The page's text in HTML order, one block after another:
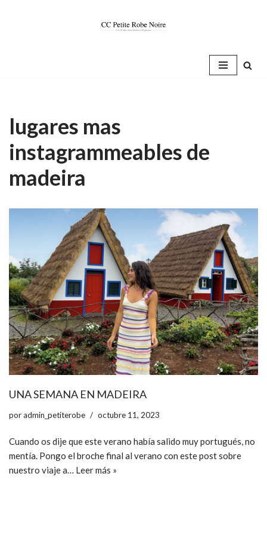
lugares mas
instagrammeables de
madeira
UNA SEMANA EN MADEIRA
poradmin_petiterobe octubre 11, 2023
Cuando os dije que este verano había salido muy portugués, no
mentía. Pongo el broche final al verano con este post sobre
nuestro viaje a… Leer más »